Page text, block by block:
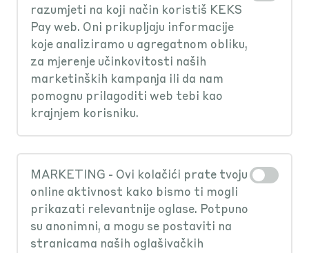
Najjednostavnije
razumjeti na koji način koristiš KEKS
Pay web. Oni prikupljaju informacije
koje analiziramo u agregatnom obliku,
za mjerenje učinkovitosti naših
marketinških kampanja ili da nam
pomognu prilagoditi web tebi kao
krajnjem korisniku.
MARKETING - Ovi kolačići prate tvoju
online aktivnost kako bismo ti mogli
prikazati relevantnije oglase. Potpuno
su anonimni, a mogu se postaviti na
stranicama naših oglašivačkih